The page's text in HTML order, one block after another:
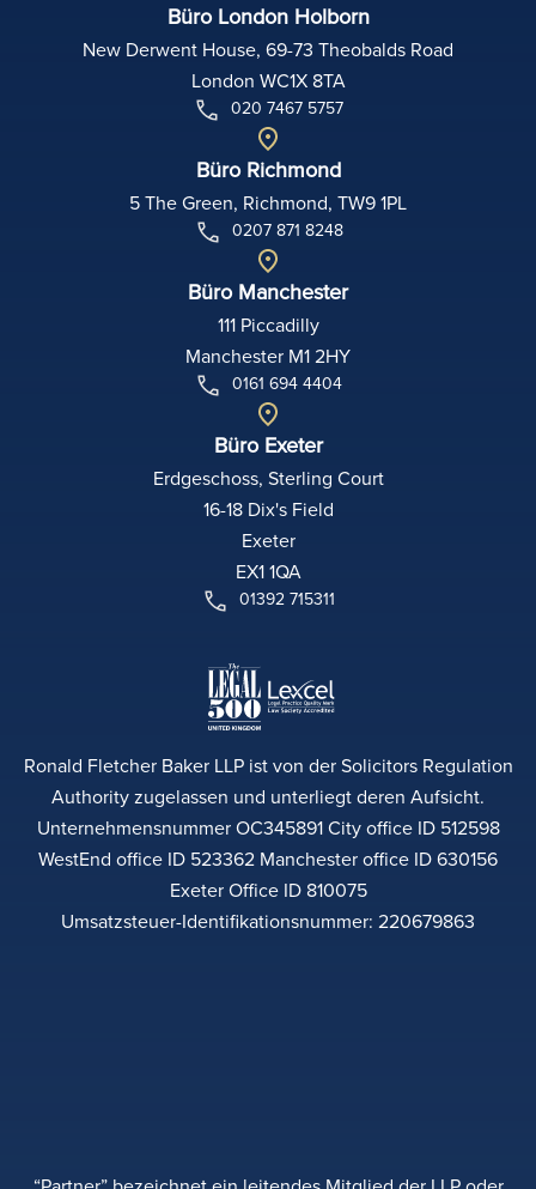
Büro London Holborn
New Derwent House, 69-73 Theobalds Road
London WC1X 8TA
020 7467 5757
Büro Richmond
5 The Green, Richmond, TW9 1PL
0207 871 8248
Büro Manchester
111 Piccadilly
Manchester M1 2HY
0161 694 4404
Büro Exeter
Erdgeschoss, Sterling Court
16-18 Dix's Field
Exeter
EX1 1QA
01392 715311
Ronald Fletcher Baker LLP ist von der Solicitors Regulation
Authority zugelassen und unterliegt deren Aufsicht.
Unternehmensnummer OC345891 City office ID 512598
WestEnd office ID 523362 Manchester office ID 630156
Exeter Office ID 810075
Umsatzsteuer-Identifikationsnummer: 220679863